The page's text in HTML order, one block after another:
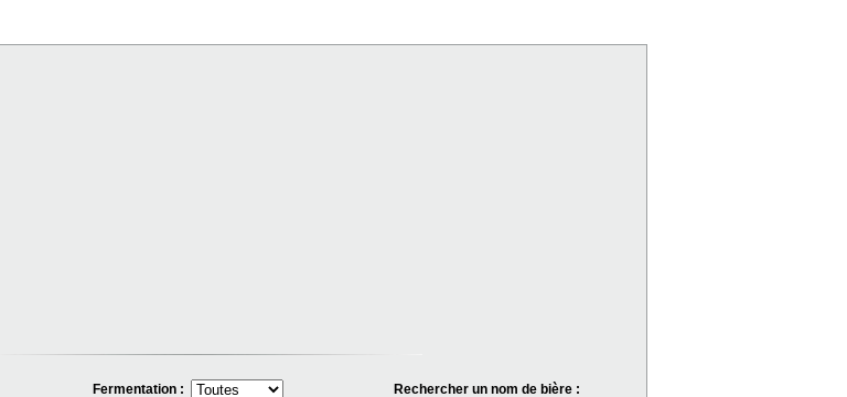
Fermentation :
Rechercher un nom de bière :